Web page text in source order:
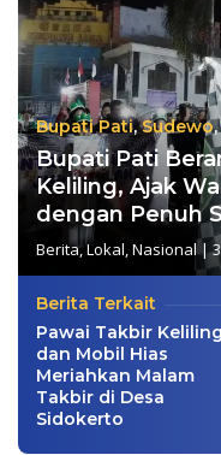
Bupati Pati,Sudewo,
Bupati Pati
Keliling, Ajak
dengan Penuh
Berita,Lokal,Nasional|
Berita Terkait
Pawai Takbir Keliling
dan Mobil Hias
Meriahkan Malam
Takbir di Desa
Sidokerto